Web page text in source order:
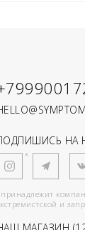
НА
*
и